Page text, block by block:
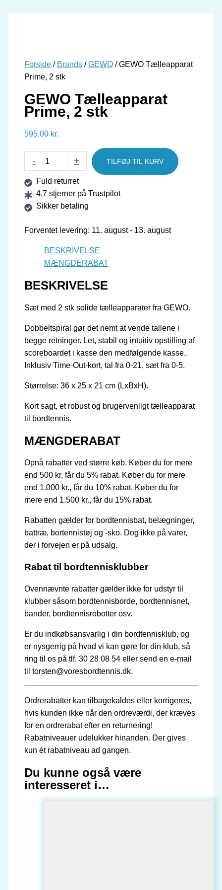
Forside/ Brands/GEWO/ GEWO Tælleapparat
Prime, 2 stk
GEWO Tælleapparat
Prime, 2 stk
595,00 kr.
-
GEWO
Tælleapparat
Prime,
2
stk
+ TILFØJ TIL KURV
Fuld returret
4,7 stjerner på Trustpilot
Sikker betaling
Forventet levering: 11. august - 13. august
BESKRIVELSE
MÆNGDERABAT
BESKRIVELSE
Sæt med 2 stk solide tælleapparater fra GEWO.
Dobbeltspiral gør det nemt at vende tallene i
begge retninger. Let, stabil og intuitiv opstilling af
scoreboardet i kasse den medfølgende kasse..
Inklusiv Time-Out-kort, tal fra 0-21, sæt fra 0-5.
Størrelse: 36 x 25 x 21 cm (LxBxH).
Kort sagt, et robust og brugervenligt tælleapparat
til bordtennis.
MÆNGDERABAT
Opnå rabatter ved større køb. Køber du for mere
end 500 kr, får du 5% rabat. Køber du for mere
end 1.000 kr., får du 10% rabat. Køber du for
mere end 1.500 kr., får du 15% rabat.
Rabatten gælder for bordtennisbat, belægninger,
battræ, bortennistøj og -sko. Dog ikke på varer,
der i forvejen er på udsalg.
Rabat til bordtennisklubber
Ovennævnte rabatter gælder ikke for udstyr til
klubber såsom bordtennisborde, bordtennisnet,
bander, bordtennisrobotter osv.
Er du indkøbsansvarlig i din bordtennisklub, og
er nysgerrig på hvad vi kan gøre for din klub, så
ring til os på tlf. 30 28 08 54 eller send en e-mail
til torsten@voresbordtennis.dk.
Ordrerabatter kan tilbagekaldes eller korrigeres,
hvis kunden ikke når den ordreværdi, der kræves
for en ordrerabat efter en returnering!
Rabatniveauer udelukker hinanden. Der gives
kun ét rabatniveau ad gangen.
Du kunne også være
interesseret i…